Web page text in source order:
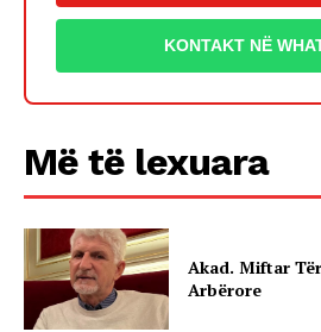
KONTAKT NË
Më të lexuara
Akad. Miftar
Arbërore